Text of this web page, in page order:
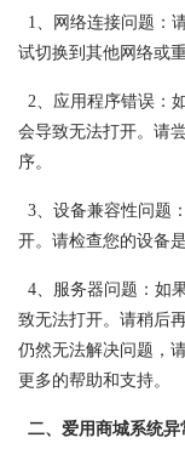
1、网络连接问题：
试切换到其他网络或
2、应用程序错误：
会导致无法打开。请
序。
3、设备兼容性问题
开。请检查您的设备
4、服务器问题：如
致无法打开。请稍后
仍然无法解决问题，
更多的帮助和支持。
二、爱用商城系统异